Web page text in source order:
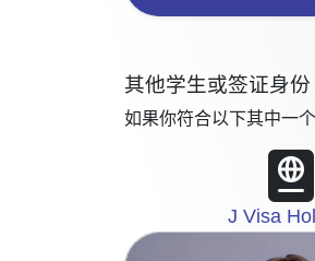
其他学生或签证身份
如果你符合以下其中一
J Visa